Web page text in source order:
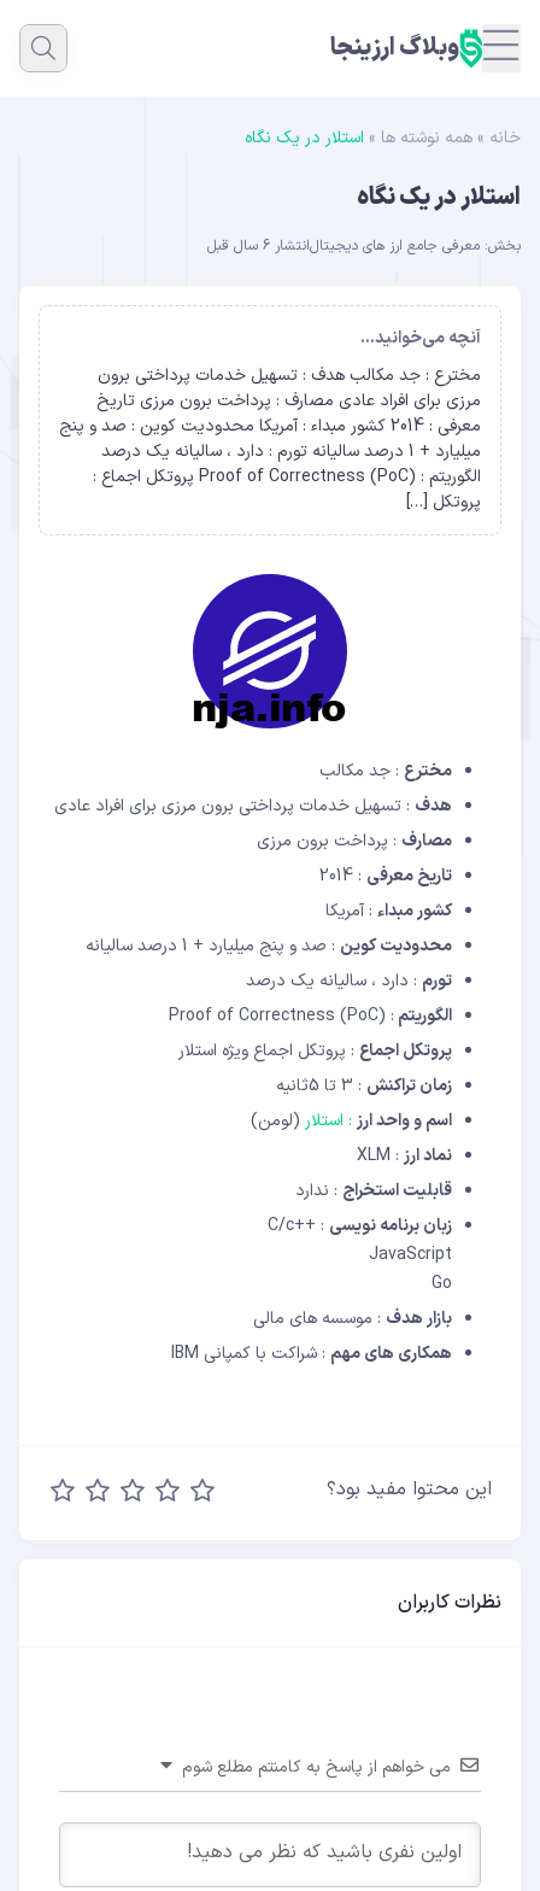
وبلاگ ارزینجا
خانه » همه نوشته ها » استلار در یک نگاه
استلار در یک نگاه
بخش: معرفی جامع ارز های دیجیتالانتشار 6 سال قبل
آنچه می‌خوانید...
مخترع : جد مکالب هدف : تسهیل خدمات پرداختی برون
مرزی برای افراد عادی مصارف : پرداخت برون مرزی تاریخ
معرفی : 2014 کشور مبداء : آمریکا محدودیت کوین : صد و پنج
میلیارد + 1 درصد سالیانه تورم : دارد ، سالیانه یک درصد
الگوریتم : (Proof of Correctness (PoC پروتکل اجماع :
پروتکل […]
مخترع : جد مکالب
هدف : تسهیل خدمات پرداختی برون مرزی برای افراد عادی
مصارف : پرداخت برون مرزی
تاریخ معرفی : 2014
کشور مبداء : آمریکا
محدودیت کوین : صد و پنج میلیارد + 1 درصد سالیانه
تورم : دارد ، سالیانه یک درصد
الگوریتم : (Proof of Correctness (PoC
پروتکل اجماع : پروتکل اجماع ویژه استلار
زمان تراکنش : 3 تا 5ثانیه
اسم و‌ واحد ارز : استلار (لومن)
نماد ارز : XLM
قابلیت استخراج : ندارد
زبان برنامه نویسی : ++C/c
JavaScript
Go
بازار هدف : موسسه های مالی
همکاری های مهم : شراکت با کمپانی IBM
این محتوا مفید بود؟
نظرات کاربران
می خواهم از پاسخ به کامنتم مطلع شوم